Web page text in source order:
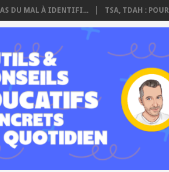
DU MAL À IDENTIFI... TSA, TDAH :